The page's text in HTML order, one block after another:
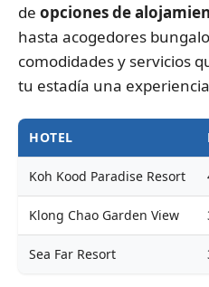
de opciones de
hasta acogedores
comodidades y servicios
tu estadía una
HOTEL
Koh Kood Paradise Resort
Klong Chao Garden View
Sea Far Resort